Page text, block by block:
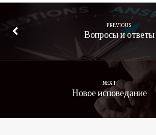
PREVIOUS
Вопросы и ответы
NEXT
Новое исповедание